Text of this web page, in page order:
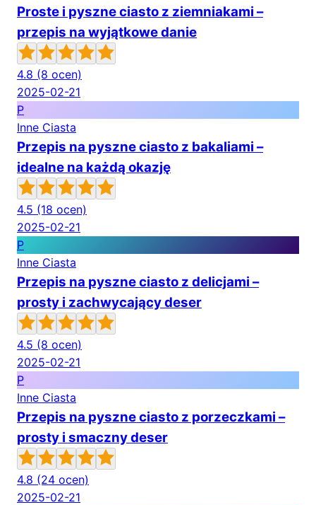
Proste i pyszne ciasto z ziemniakami –
przepis na wyjątkowe danie
4.8 (8 ocen)
2025-02-21
P
Inne Ciasta
Przepis na pyszne ciasto z bakaliami –
idealne na każdą okazję
4.5 (18 ocen)
2025-02-21
P
Inne Ciasta
Przepis na pyszne ciasto z delicjami –
prosty i zachwycający deser
4.5 (8 ocen)
2025-02-21
P
Inne Ciasta
Przepis na pyszne ciasto z porzeczkami –
prosty i smaczny deser
4.8 (24 ocen)
2025-02-21